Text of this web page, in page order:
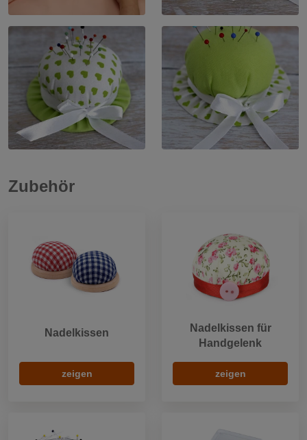
Zubehör
Nadelkissen
zeigen
Nadelkissen für
Handgelenk
zeigen